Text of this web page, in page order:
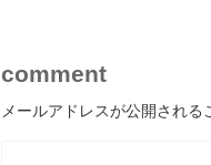
comment
メールアドレスが公開される